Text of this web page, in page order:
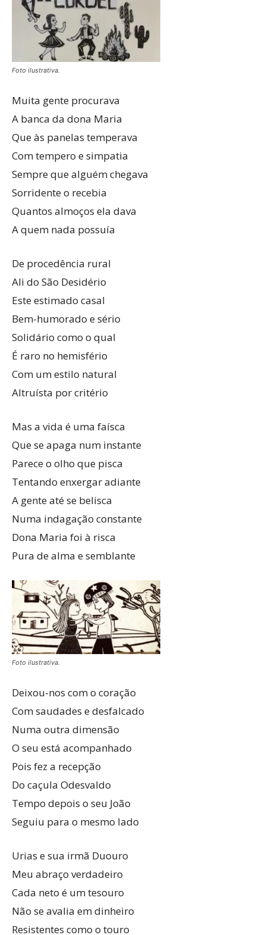
Foto ilustrativa.
Muita gente procurava
A banca da dona Maria
Que às panelas temperava
Com tempero e simpatia
Sempre que alguém chegava
Sorridente o recebia
Quantos almoços ela dava
A quem nada possuía
De procedência rural
Ali do São Desidério
Este estimado casal
Bem-humorado e sério
Solidário como o qual
É raro no hemisfério
Com um estilo natural
Altruísta por critério
Mas a vida é uma faísca
Que se apaga num instante
Parece o olho que pisca
Tentando enxergar adiante
A gente até se belisca
Numa indagação constante
Dona Maria foi à risca
Pura de alma e semblante
Foto ilustrativa.
Deixou-nos com o coração
Com saudades e desfalcado
Numa outra dimensão
O seu está acompanhado
Pois fez a recepção
Do caçula Odesvaldo
Tempo depois o seu João
Seguiu para o mesmo lado
Urias e sua irmã Duouro
Meu abraço verdadeiro
Cada neto é um tesouro
Não se avalia em dinheiro
Resistentes como o touro